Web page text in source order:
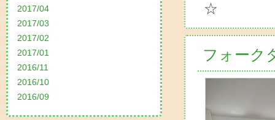
2017/04
2017/03
2017/02
2017/01
2016/11
2016/10
2016/09
☆
フォーク